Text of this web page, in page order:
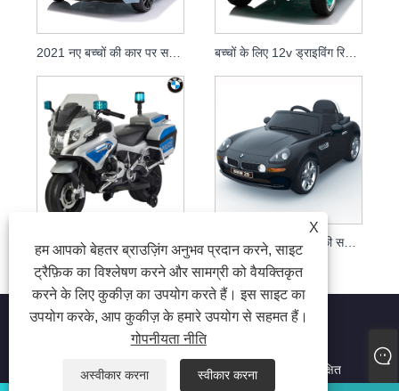
2021 नए बच्चों की कार पर सवारी, बच्चों की बैटरी कार, बच्चों की लाइसेंस वाली कार बच्चों के लिए 12v ड्राइविंग रिमोट कंट्रोल खिलौना कार, किड्स इलेक्ट्रिक कार पर सवारी
नई लाइसेंस प्राप्त बच्चों की सवारी कारों पर बच्चों की इलेक्ट्रिक खिलौना कार
X
हम आपको बेहतर ब्राउज़िंग अनुभव प्रदान करने, साइट
ट्रैफ़िक का विश्लेषण करने और सामग्री को वैयक्तिकृत
करने के लिए कुकीज़ का उपयोग करते हैं। इस साइट का
उपयोग करके, आप कुकीज़ के हमारे उपयोग से सहमत हैं।
गोपनीयता नीति
अस्वीकार करना स्वीकार करना
कॉपीराइट © 2023 जियाक्सिंग तुसी टॉयज कं, लिमिटेड सर्वाधिकार सुरक्षित